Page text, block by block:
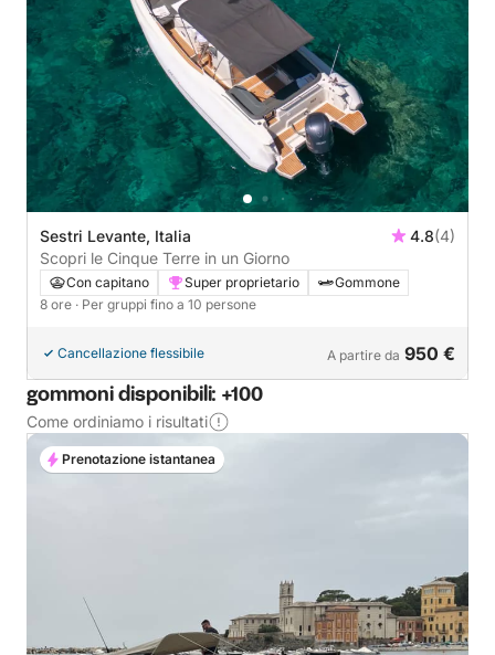
Sestri Levante, Italia 4.8(4)
Scopri le Cinque Terre in un Giorno
Con capitano Super proprietario
Gommone
8 ore · Per gruppi fino a 10 persone
Cancellazione flessibile A partire da 950 €
gommoni disponibili: +100
Come ordiniamo i risultati
Prenotazione istantanea